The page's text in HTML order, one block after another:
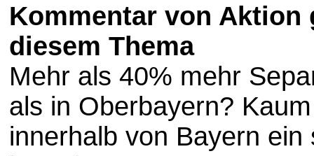
Kommentar von Aktion
diesem Thema
Mehr als 40% mehr
als in Oberbayern?
innerhalb von Bayern